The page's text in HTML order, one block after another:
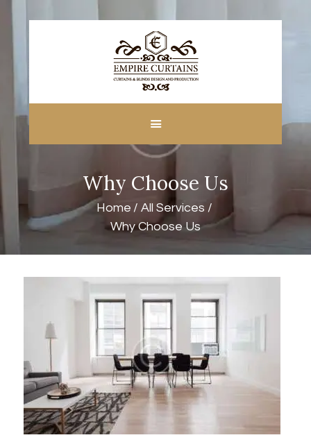
Why Choose Us
Home
All Services
Why Choose Us
CUSTOM MADE
CURTAINS
BLINDS IN DUBAI
SHOP
CONTACT US
FREE
MEASUREMENT